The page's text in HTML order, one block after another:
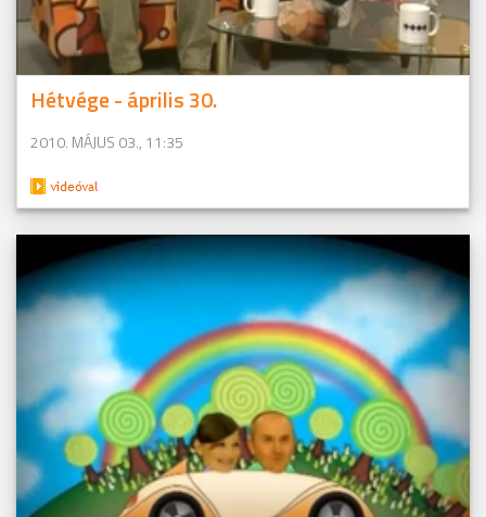
Hétvége - április 30.
2010. MÁJUS 03., 11:35